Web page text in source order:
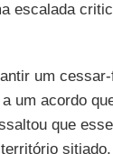
escalada
um
um acordo
que